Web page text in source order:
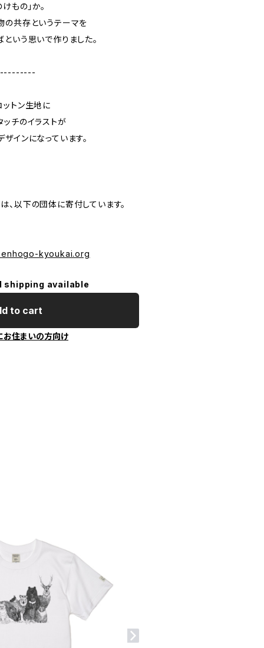
もの」か。
の共存というテーマを
いう思いで作りました。
トン生地に
チのイラストが
インになっています。
以下の団体に寄付しています。
kyoukai.org
shipping available
to cart
お住まいの方向け